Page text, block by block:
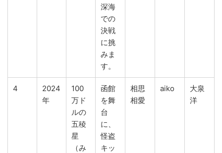
深海
での
決戦
に挑
みま
す。
4
2024
年
100
万ド
ルの
五稜
星
（み
函館
を舞
台
に、
怪盗
キッ
相思
相愛
aiko
大泉
洋